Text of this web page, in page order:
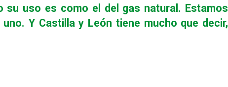
su uso es como el del gas natural. Estamos
Y Castilla y León tiene mucho que decir,